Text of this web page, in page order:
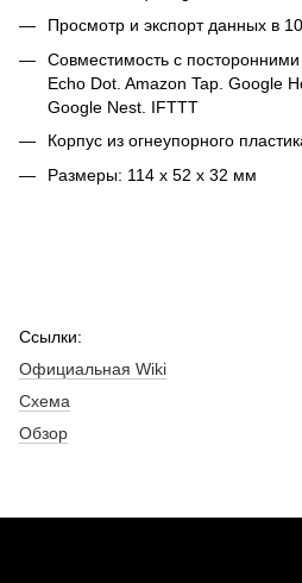
Просмотр и экспорт данных в
Совместимость с
Echo Dot. Amazon Tap. Google
Google Nest. IFTTT
Корпус из огнеупорного
Размеры: 114 х 52 х 32 мм
Ссылки:
Официальная Wiki
Схема
Обзор